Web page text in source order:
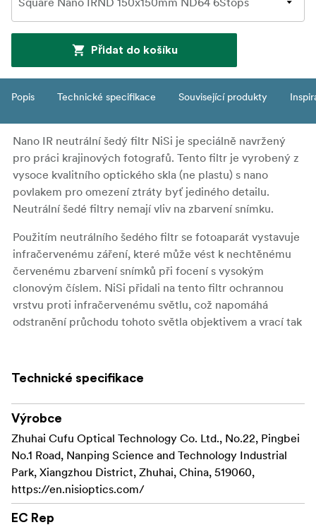
Přidat do košíku
Popis Technické specifikace Související produkty
Nano IR neutrální šedý filtr NiSi je speciálně navržený
pro práci krajinových fotografů. Tento filtr je vyrobený z
vysoce kvalitního optického skla (ne plastu) s nano
povlakem pro omezení ztráty byť jediného detailu.
Neutrální šedé filtry nemají vliv na zbarvení snímku.
Použitím neutrálního šedého filtr se fotoaparát vystavuje
infračervenému záření, které může vést k nechtěnému
červenému zbarvení snímků při focení s vysokým
clonovým číslem. NiSi přidali na tento filtr ochrannou
vrstvu proti infračervenému světlu, což napomáhá
odstranění průchodu tohoto světla objektivem a vrací tak
nízký odraz
Žádná vinětace
Vysoké rozlišení
Povrch ošetřený nanomateriály odpuzujícími vodu i
olej po obou stranách
Čočka z temperovaného optického skla (H-K9L)
Technické specifikace
Výrobce
Zhuhai Cufu Optical Technology Co. Ltd., No.22, Pingbei
No.1 Road, Nanping Science and Technology Industrial
Park, Xiangzhou District, Zhuhai, China, 519060,
https://en.nisioptics.com/
EC Rep